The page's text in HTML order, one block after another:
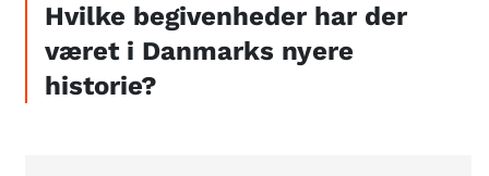
Hvilke begivenheder har der
været i Danmarks nyere
historie?